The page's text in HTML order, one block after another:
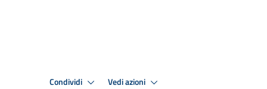
Condividi Vedi azioni